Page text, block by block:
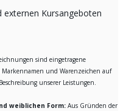
externen Kursangeboten
sind eingetragene
und Warenzeichen auf
unserer Leistungen.
weiblichen Form: Aus Gründen der